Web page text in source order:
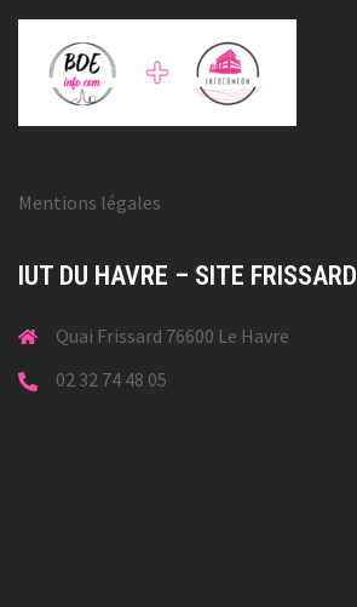
Mentions légales
IUT DU HAVRE – SITE FRISSARD
Quai Frissard 76600 Le Havre
02 32 74 48 05